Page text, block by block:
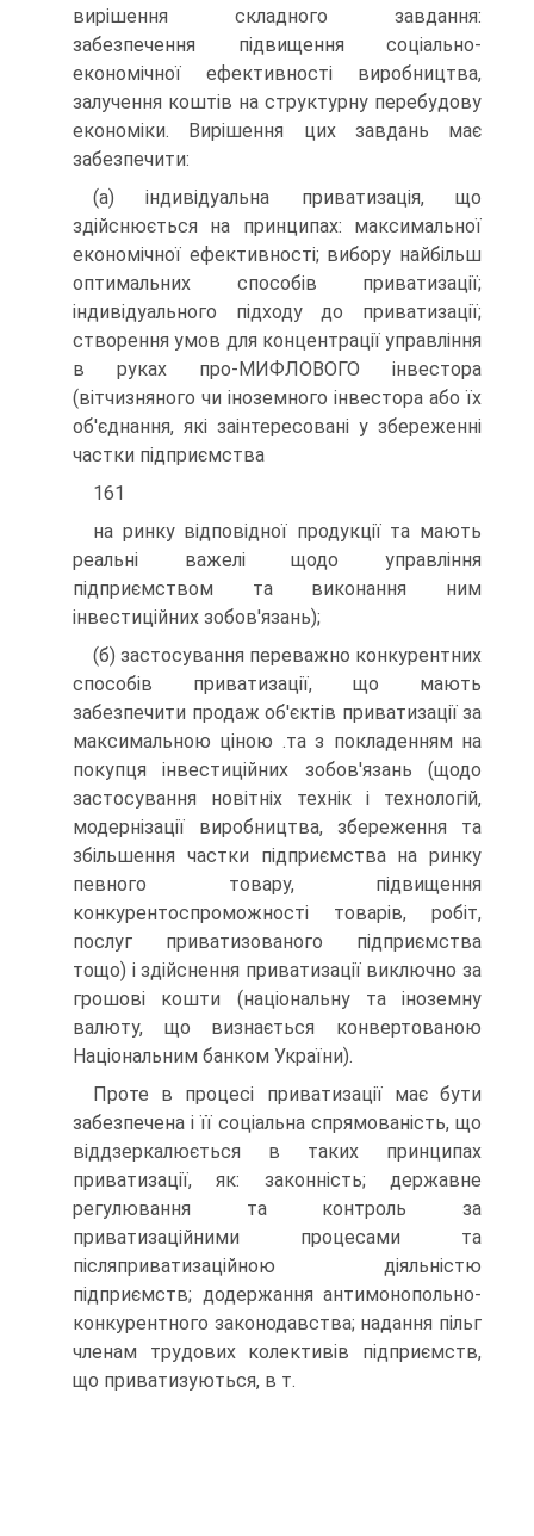
вирішення складного завдання:
забезпечення підвищення соціально-
економічної ефективності виробництва,
залучення коштів на структурну перебудову
економіки. Вирішення цих завдань має
забезпечити:
(а) індивідуальна приватизація, що
здійснюється на принципах: максимальної
економічної ефективності; вибору найбільш
оптимальних способів приватизації;
індивідуального підходу до приватизації;
створення умов для концентрації управління
в руках про-МИФЛОВОГО інвестора
(вітчизняного чи іноземного інвестора або їх
об'єднання, які заінтересовані у збереженні
частки підприємства
161
на ринку відповідної продукції та мають
реальні важелі щодо управління
підприємством та виконання ним
інвестиційних зобов'язань);
(б) застосування переважно конкурентних
способів приватизації, що мають
забезпечити продаж об'єктів приватизації за
максимальною ціною .та з покладенням на
покупця інвестиційних зобов'язань (щодо
застосування новітніх технік і технологій,
модернізації виробництва, збереження та
збільшення частки підприємства на ринку
певного товару, підвищення
конкурентоспроможності товарів, робіт,
послуг приватизованого підприємства
тощо) і здійснення приватизації виключно за
грошові кошти (національну та іноземну
валюту, що визнається конвертованою
Національним банком України).
Проте в процесі приватизації має бути
забезпечена і її соціальна спрямованість, що
віддзеркалюється в таких принципах
приватизації, як: законність; державне
регулювання та контроль за
приватизаційними процесами та
післяприватизаційною діяльністю
підприємств; додержання антимонопольно-
конкурентного законодавства; надання пільг
членам трудових колективів підприємств,
що приватизуються, в т.